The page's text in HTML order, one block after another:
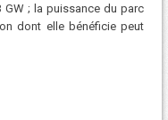
GW ; la puissance du parc
dont elle bénéficie peut